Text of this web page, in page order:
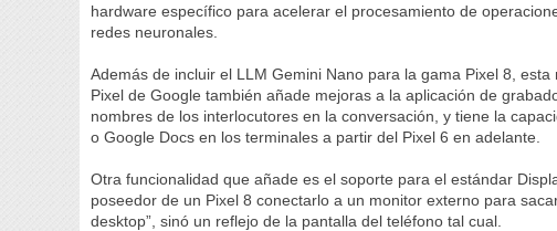
hardware específico para acelerar el procesamiento de
redes neuronales.
Además de incluir el LLM Gemini Nano para la gama Pixel 8,
Pixel de Google también añade mejoras a la aplicación de
nombres de los interlocutores en la conversación, y tiene la
o Google Docs en los terminales a partir del Pixel 6 en adelante.
Otra funcionalidad que añade es el soporte para el estándar
poseedor de un Pixel 8 conectarlo a un monitor externo para
desktop”, sinó un reflejo de la pantalla del teléfono tal cual.